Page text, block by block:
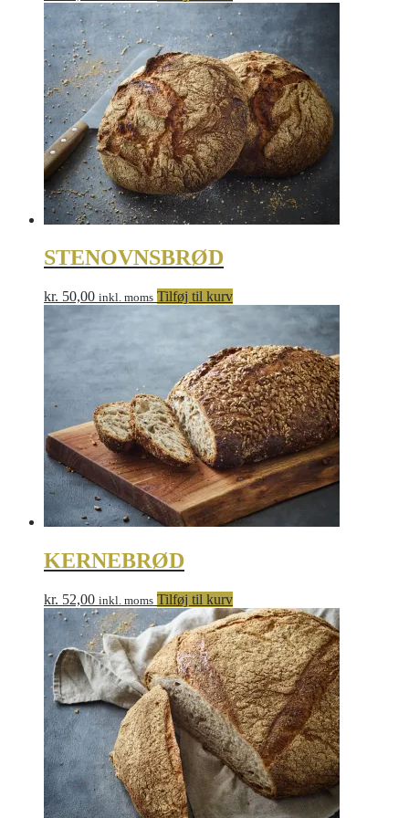
STENOVNSBRØD
kr. 50,00 inkl. moms Tilføj til kurv
KERNEBRØD
kr. 52,00 inkl. moms Tilføj til kurv